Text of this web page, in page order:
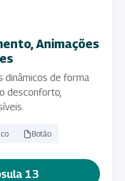
Animações
dinâmicos de forma
desconforto,
Botão
13